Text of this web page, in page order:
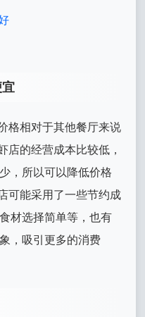
格相对于其他餐厅来说
店的经营成本比较低，
，所以可以降低价格
可能采用了一些节约成
材选择简单等，也有
，吸引更多的消费